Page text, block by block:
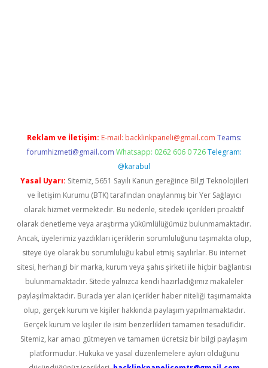
Reklam ve İletişim: E-mail: backlinkpaneli@gmail.com Teams:
forumhizmeti@gmail.com Whatsapp: 0262 606 0 726 Telegram:
@karabul
Yasal Uyarı: Sitemiz, 5651 Sayılı Kanun gereğince Bilgi Teknolojileri
ve İletişim Kurumu (BTK) tarafından onaylanmış bir Yer Sağlayıcı
olarak hizmet vermektedir. Bu nedenle, sitedeki içerikleri proaktif
olarak denetleme veya araştırma yükümlülüğümüz bulunmamaktadır.
Ancak, üyelerimiz yazdıkları içeriklerin sorumluluğunu taşımakta olup,
siteye üye olarak bu sorumluluğu kabul etmiş sayılırlar. Bu internet
sitesi, herhangi bir marka, kurum veya şahıs şirketi ile hiçbir bağlantısı
bulunmamaktadır. Sitede yalnızca kendi hazırladığımız makaleler
paylaşılmaktadır. Burada yer alan içerikler haber niteliği taşımamakta
olup, gerçek kurum ve kişiler hakkında paylaşım yapılmamaktadır.
Gerçek kurum ve kişiler ile isim benzerlikleri tamamen tesadüfidir.
Sitemiz, kar amacı gütmeyen ve tamamen ücretsiz bir bilgi paylaşım
platformudur. Hukuka ve yasal düzenlemelere aykırı olduğunu